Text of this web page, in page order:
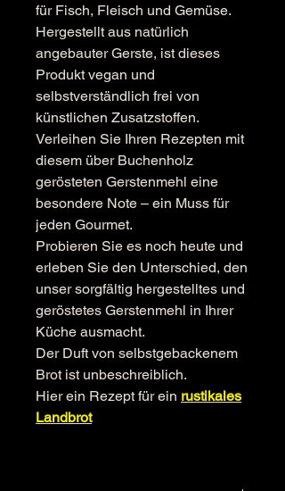
für Fisch, Fleisch und Gemüse.
Hergestellt aus natürlich
angebauter Gerste, ist dieses
Produkt vegan und
selbstverständlich frei von
künstlichen Zusatzstoffen.
Verleihen Sie Ihren Rezepten mit
diesem über Buchenholz
gerösteten Gerstenmehl eine
besondere Note – ein Muss für
jeden Gourmet.
Probieren Sie es noch heute und
erleben Sie den Unterschied, den
unser sorgfältig hergestelltes und
geröstetes Gerstenmehl in Ihrer
Küche ausmacht.
Der Duft von selbstgebackenem
Brot ist unbeschreiblich.
Hier ein Rezept für ein rustikales
Landbrot